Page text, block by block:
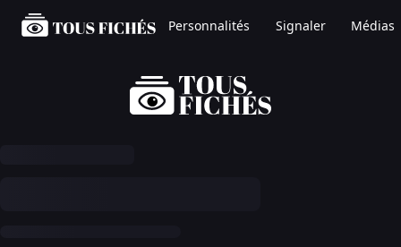
Personnalités Signaler Médias